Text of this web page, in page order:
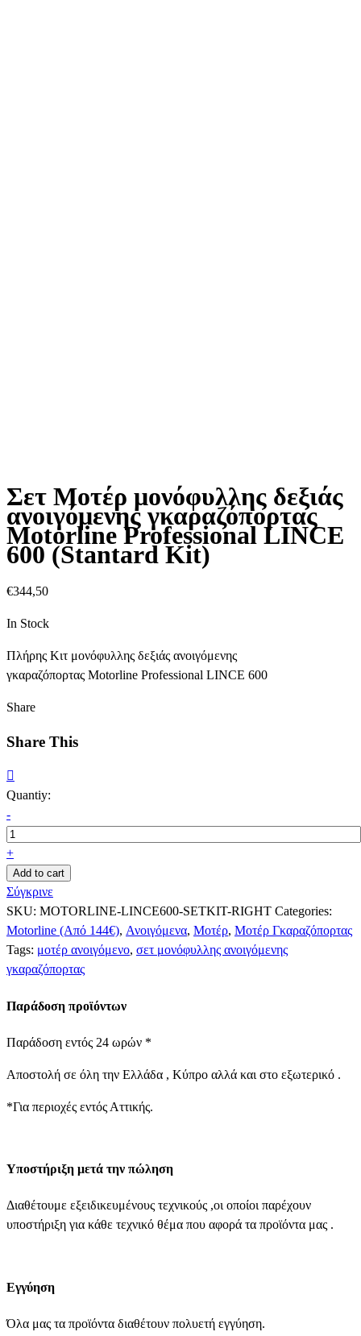
Σετ Μοτέρ μονόφυλλης δεξιάς
ανοιγόμενης γκαραζόπορτας
Motorline Professional LINCE
600 (Stantard Kit)
€344,50
In Stock
Πλήρης Κιτ μονόφυλλης δεξιάς ανοιγόμενης
γκαραζόπορτας Motorline Professional LINCE 600
Share
Share This
Quantiy:
-
+
Add to cart
Σύγκρινε
SKU: MOTORLINE-LINCE600-SETKIT-RIGHT Categories:
Motorline (Από 144€), Ανοιγόμενα, Μοτέρ, Μοτέρ Γκαραζόπορτας
Tags: μοτέρ ανοιγόμενο, σετ μονόφυλλης ανοιγόμενης
γκαραζόπορτας
Παράδοση προϊόντων
Παράδοση εντός 24 ωρών *
Αποστολή σε όλη την Ελλάδα , Κύπρο αλλά και στο εξωτερικό .
*Για περιοχές εντός Αττικής.
Υποστήριξη μετά την πώληση
Διαθέτουμε εξειδικευμένους τεχνικούς ,οι οποίοι παρέχουν
υποστήριξη για κάθε τεχνικό θέμα που αφορά τα προϊόντα μας .
Εγγύηση
Όλα μας τα προϊόντα διαθέτουν πολυετή εγγύηση.